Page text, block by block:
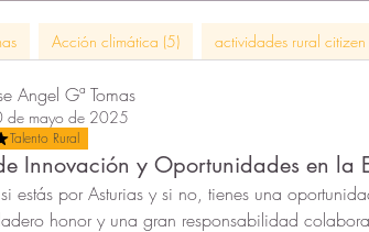
Acción climática (5) actividades rural
Angel Gª Tomas
de mayo de 2025
Talento Rural
Innovación y Oportunidades en la
si estás por Asturias y si no, tienes una